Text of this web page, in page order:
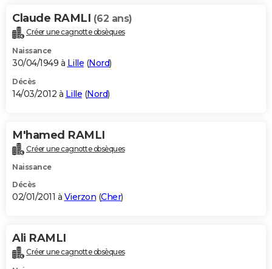
Claude RAMLI (62 ans)
Créer une cagnotte obsèques
Naissance
30/04/1949 à Lille (Nord)
Décès
14/03/2012 à Lille (Nord)
M'hamed RAMLI
Créer une cagnotte obsèques
Naissance
Décès
02/01/2011 à Vierzon (Cher)
Ali RAMLI
Créer une cagnotte obsèques